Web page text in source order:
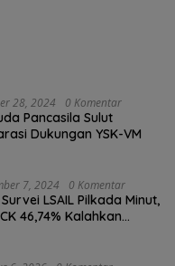
28, 2024 0 Komentar
Pancasila Sulut
Dukungan YSK-VM
7, 2024 0 Komentar
LSAIL Pilkada Minut,
46,74% Kalahkan